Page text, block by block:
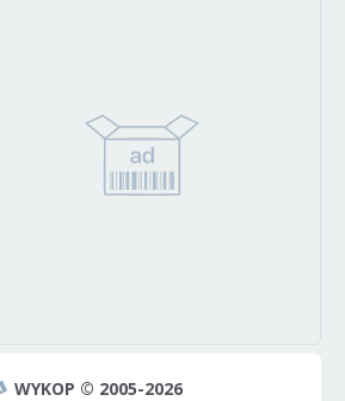
WYKOP © 2005-2026